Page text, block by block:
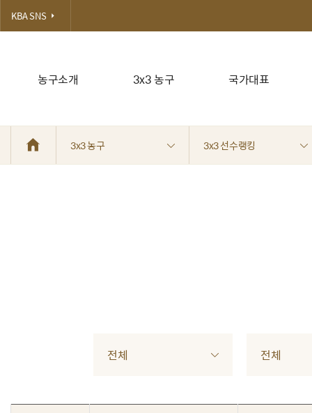
농구소개 3x3 농구 국가대표
KBA SNS
3x3 농구 3x3 선수랭킹
전체 전체